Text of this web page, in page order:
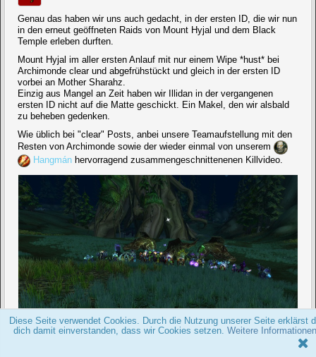
Diese Seite verwendet Cookies. Durch die Nutzung unserer Seite erklärst
dich damit einverstanden, dass wir Cookies setzen. Weitere Informationen
Genau das haben wir uns auch gedacht, in der ersten ID, die wir nun
in den erneut geöffneten Raids von Mount Hyjal und dem Black
Temple erleben durften.
Mount Hyjal im aller ersten Anlauf mit nur einem Wipe *hust* bei
Archimonde clear und abgefrühstückt und gleich in der ersten ID
vorbei an Mother Sharahz.
Einzig aus Mangel an Zeit haben wir Illidan in der vergangenen
ersten ID nicht auf die Matte geschickt. Ein Makel, den wir alsbald
zu beheben gedenken.
Wie üblich bei "clear" Posts, anbei unsere Teamaufstellung mit den
Resten von Archimonde sowie der wieder einmal von unserem
Hangmán hervorragend zusammengeschnittenenen Killvideo.